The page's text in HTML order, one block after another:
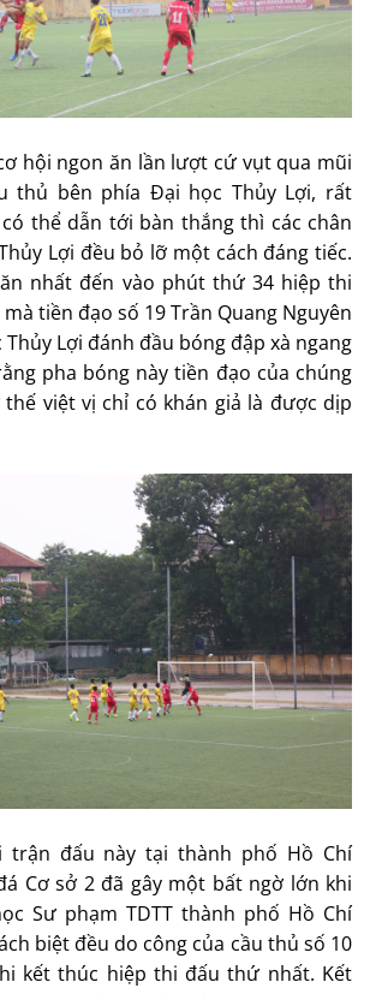
hội ngon ăn lần lượt cứ vụt qua mũi
thủ bên phía Đại học Thủy Lợi, rất
thể dẫn tới bàn thắng thì các chân
Lợi đều bỏ lỡ một cách đáng tiếc.
nhất đến vào phút thứ 34 hiệp thi
tiền đạo số 19 Trần Quang Nguyên
Lợi đánh đầu bóng đập xà ngang
pha bóng này tiền đạo của chúng
việt vị chỉ có khán giả là được dịp
trận đấu này tại thành phố Hồ Chí
Cơ sở 2 đã gây một bất ngờ lớn khi
Sư phạm TDTT thành phố Hồ Chí
biệt đều do công của cầu thủ số 10
kết thúc hiệp thi đấu thứ nhất. Kết